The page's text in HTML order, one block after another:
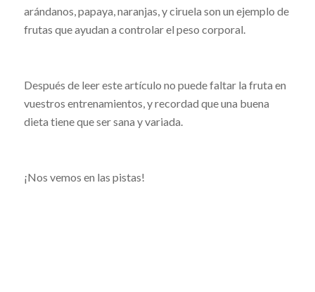
arándanos, papaya, naranjas, y ciruela son un ejemplo de
frutas que ayudan a controlar el peso corporal.
Después de leer este artículo no puede faltar la fruta en
vuestros entrenamientos, y recordad que una buena
dieta tiene que ser sana y variada.
¡Nos vemos en las pistas!